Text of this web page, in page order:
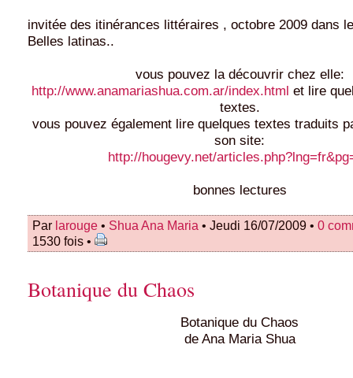
invitée des itinérances littéraires , octobre 2009 dans
Belles latinas..
vous pouvez la découvrir chez elle:
http://www.anamariashua.com.ar/index.htmlet lire
textes.
vous pouvez également lire quelques textes traduits
son site:
http://hougevy.net/
bonnes lectures
Par larouge • Shua Ana Maria • Jeudi 16/07/2009 • 0
1530 fois •
Botanique du Chaos
Botanique du Chaos
de Ana Maria Shua